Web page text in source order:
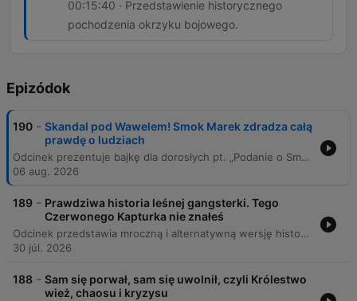
00:15:40 · Przedstawienie historycznego
pochodzenia okrzyku bojowego.
Epizódok
190 - Skandal pod Wawelem! Smok Marek zdradza całą
prawdę o ludziach
Odcinek prezentuje bajkę dla dorosłych pt. „Podanie o Smoku Marku” autorstwa Juliusza Złowackiego, przedstawioną w formie odczytu rzekomo odkrytych pod Wawelem starożytnych manuskryptów. Narracja skupia się na osobistych zapiskach wiwerny imieniem Marek, który opisuje swoje życie w jaskini, samotność po zimowym śnie oraz uciążliwe relacje z ludźmi zamieszkującymi Kraków. Treść łączy elementy humorystyczne z surrealistyczną wizją świata, w którym smok próbuje radzić sobie z hałasem miejskim, atakami rycerzy i trudnościami w trawieniu ludzkich ubrań. Całość uzupełniają komentarze prowadzących, którzy wprowadzają ciekawostki etymologiczne oraz historyczne, takie jak pochodzenie okrzyku „hura” czy znaczenie dawnej jednostki miary – pudu.
06 aug. 2026
189 - Prawdziwa historia leśnej gangsterki. Tego
Czerwonego Kapturka nie znałeś
Odcinek przedstawia mroczną i alternatywną wersję historii Czerwonego Kapturka, widzianą oczami wilka o imieniu Maciek. Opowieść ukazuje postać Jagny jako przebiegłą i złowrogą, która planuje podstęp wobec swojej babci. Historia kończy się dramatyczną konfrontacją, w wyniku której dochodzi do chaosu i interwencji leśniczego Heinricha. Narracja prowadzi do uwięzienia Maćka oraz tragicznego finału losów Czerwonego Kapturka.
30 júl. 2026
188 - Sam się porwał, sam się uwolnił, czyli Królestwo
wież, chaosu i kryzysu